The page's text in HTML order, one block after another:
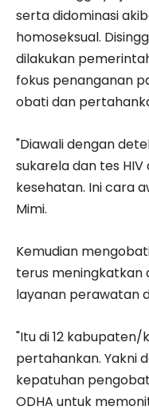
serta didominasi
homoseksual.
dilakukan
fokus penanganan
obati dan
"Diawali dengan
sukarela dan tes
kesehatan. Ini cara
Mimi.
Kemudian
terus meningkatkan
layanan perawatan
"Itu di 12 kabupaten/
pertahankan. Yakni
kepatuhan
ODHA untuk